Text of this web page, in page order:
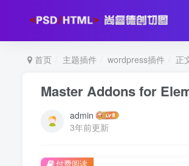
首页 主题插件 wordpress插件 正
Master Addons for
admin
3年前更新
付费阅读